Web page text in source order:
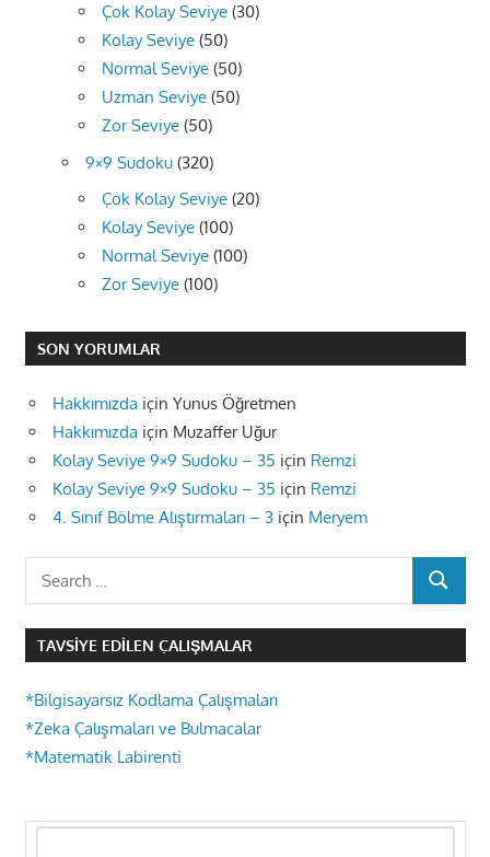
Çok Kolay Seviye (30)
Kolay Seviye (50)
Normal Seviye (50)
Uzman Seviye (50)
Zor Seviye (50)
9×9 Sudoku (320)
Çok Kolay Seviye (20)
Kolay Seviye (100)
Normal Seviye (100)
Zor Seviye (100)
SON YORUMLAR
Hakkımızda için Yunus Öğretmen
Hakkımızda için Muzaffer Uğur
Kolay Seviye 9×9 Sudoku – 35 için Remzi
Kolay Seviye 9×9 Sudoku – 35 için Remzi
4. Sınıf Bölme Alıştırmaları – 3 için Meryem
SEARCH
TAVSIYE EDILEN ÇALIŞMALAR
*Bilgisayarsız Kodlama Çalışmaları
*Zeka Çalışmaları ve Bulmacalar
*Matematik Labirenti